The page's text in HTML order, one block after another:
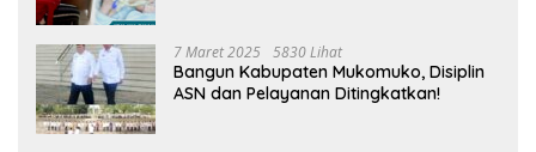
7 Maret 2025 5830 Lihat
Bangun Kabupaten Mukomuko, Disiplin
ASN dan Pelayanan Ditingkatkan!